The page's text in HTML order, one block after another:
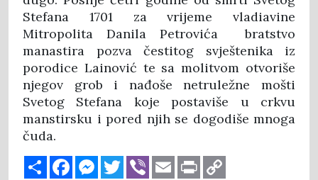
Stefana 1701 za vrijeme vladiavine
Mitropolita Danila Petrovića bratstvo
manastira pozva čestitog svještenika iz
porodice Lainović te sa molitvom otvoriše
njegov grob i nađoše netruležne mošti
Svetog Stefana koje postaviše u crkvu
manstirsku i pored njih se dogodiše mnoga
čuda.
ShareFacebook
Messenger
Twitter
ViberEmailPrint